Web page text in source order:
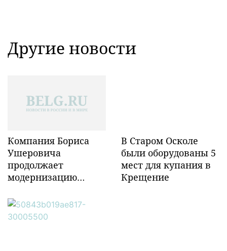
Другие новости
Компания Бориса
Ушеровича
продолжает
модернизацию
инфраструктуры в
Забайкалье
В Старом Осколе
были оборудованы 5
мест для купания в
Крещение